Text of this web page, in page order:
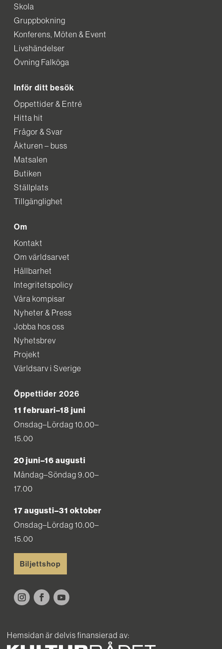
Skola
Gruppbokning
Konferens, Möten & Event
Livshändelser
Övning Falköga
Inför ditt besök
Öppettider & Entré
Hitta hit
Frågor & Svar
Åkturen – buss
Matsalen
Butiken
Ställplats
Tillgänglighet
Om
Kontakt
Om världsarvet
Hållbarhet
Integritetspolicy
Våra kompisar
Nyheter & Press
Jobba hos oss
Nyhetsbrev
Projekt
Världsarv i Sverige
Öppettider 2026
11 februari–18 juni
Onsdag–Lördag 10.00–
15.00
20 juni–16 augusti
Måndag–Söndag 9.00–
17.00
17 augusti–31 oktober
Onsdag–Lördag 10.00–
15.00
Biljettshop
Hemsidan är delvis finansierad av: